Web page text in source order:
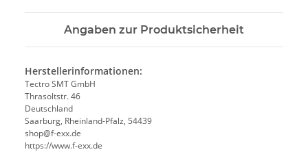
Angaben zur Produktsicherheit
Herstellerinformationen:
Tectro SMT GmbH
Thrasoltstr. 46
Deutschland
Saarburg, Rheinland-Pfalz, 54439
shop@f-exx.de
https://www.f-exx.de